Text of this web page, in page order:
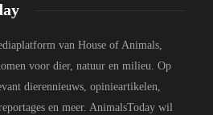
van House of Animals,
voor dier, natuur en milieu. Op
dierennieuws, opinieartikelen,
en meer. AnimalsToday wil